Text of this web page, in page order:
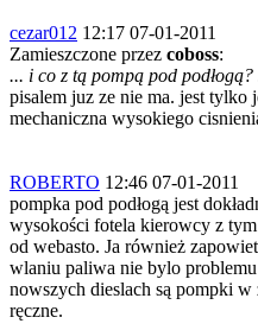
cezar012 12:17 07-01-2011
Zamieszczone przez coboss:
... i co z tą pompą pod
pisalem juz ze nie ma. jest tylko
mechaniczna wysokiego
ROBERTO 12:46 07-01-2011
pompka pod podłogą jest
wysokości fotela kierowcy z
od webasto. Ja również
wlaniu paliwa nie bylo
nowszych dieslach są pompki
ręczne.